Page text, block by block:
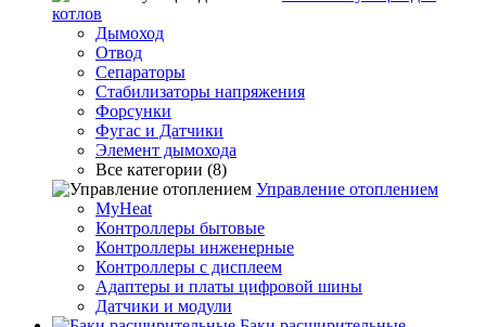
котлов
Дымоход
Отвод
Сепараторы
Стабилизаторы напряжения
Форсунки
Фугас и Датчики
Элемент дымохода
Все категории (8)
Управление отоплением
MyHeat
Контроллеры бытовые
Контроллеры инженерные
Контроллеры с дисплеем
Адаптеры и платы цифровой шины
Датчики и модули